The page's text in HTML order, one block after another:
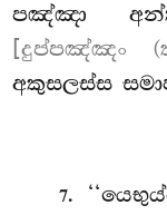
පඤ්ඤා
[දුප්පඤ්ඤං
අකුසලස්ස
7.